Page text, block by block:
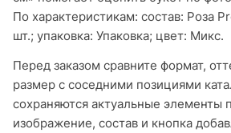
По характеристикам: состав: Роза
шт.; упаковка: Упаковка; цвет: Микс.
Перед заказом сравните формат,
размер с соседними позициями
сохраняются актуальные элементы
изображение, состав и кнопка